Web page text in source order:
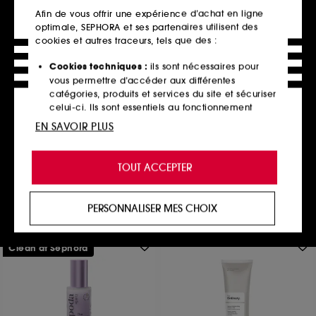
DRUNK ELEPHANT
Protini™ Polypeptide Cream
Crème Visage Aux Polypeptides
8934
À partir de64,00€
4 contenances disponibles
Ajouter au panier
Clean at Sephora
Afin de vous offrir une expérience d’achat en ligne
optimale, SEPHORA et ses partenaires utilisent des
cookies et autres traceurs, tels que des :
Cookies techniques : ils sont nécessaires pour
vous permettre d’accéder aux différentes
catégories, produits et services du site et sécuriser
celui-ci. Ils sont essentiels au fonctionnement
technique du site et ne peuvent être désactivés.
de vous offrir une expérience enrichie et
personnalisée en vous recommandant des
produits, des services et des contenus qui
proposer des offres promotionnelles adaptées à
votre profil.
Cookies réseaux sociaux et publicité :
utilisés pour vous présenter du contenu susceptible
sites tiers et sur les réseaux sociaux, sur la base
des pages que vous avez consultées, de votre
TOUT ACCEPTER
PERSONNALISER MES CHOIX
EN SAVOIR PLUS